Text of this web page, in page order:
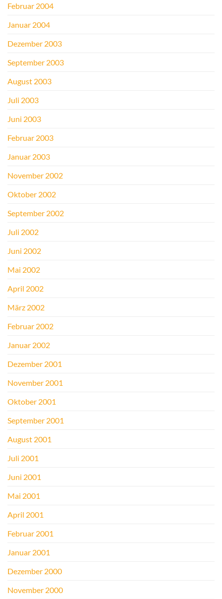
Februar 2004
Januar 2004
Dezember 2003
September 2003
August 2003
Juli 2003
Juni 2003
Februar 2003
Januar 2003
November 2002
Oktober 2002
September 2002
Juli 2002
Juni 2002
Mai 2002
April 2002
März 2002
Februar 2002
Januar 2002
Dezember 2001
November 2001
Oktober 2001
September 2001
August 2001
Juli 2001
Juni 2001
Mai 2001
April 2001
Februar 2001
Januar 2001
Dezember 2000
November 2000